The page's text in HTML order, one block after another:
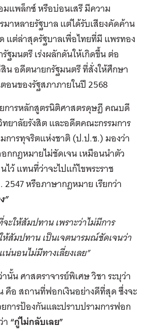
มแพล็กซ์ หรือบ่อนเสรี มีความ
มาหลายรัฐบาล แต่ได้รับเสียงคัดค้าน
แต่ล่าสุดรัฐบาลเพื่อไทยที่มี แพรทอง
ฐมนตรี เร่งผลักดันให้เกิดขึ้น ต่อ
สิน อดีตนายกรัฐมนตรี ที่สั่งให้ศึกษา
อนของรัฐสภาภายในปี 2568
การหลักสูตรนิติศาสตรดุษฎี คณบดี
ยาลัยรังสิต และอดีตคณะกรรมการ
การทุจริตแห่งชาติ (ป.ป.ช.) มองว่า
กกฎหมายไม่ชัดเจน เหมือนนำตัว
ไว้ แทนที่ว่าจะไปแก้ไขพระราช
หรือภาษากฎหมาย เรียกว่า
”
ะให้สัมปทาน เพราะว่าไม่มีการ
สัมปทาน เป็นเจตนารมณ์ชัดเจนว่า
นอนไม่มีทางเลี่ยงเลย”
นั้น ศาสตราจารย์พิเศษ วิชา ระบุว่า
คือ สถานที่ฟอกเงินอย่างดีที่สุด ซึ่งจะ
การป้องกันและปราบปรามการฟอก
า“กู่ไม่กลับเลย”